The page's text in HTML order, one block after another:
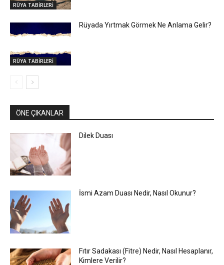
RÜYA TABİRLERİ
RÜYA TABİRLERİ
Rüyada Yırtmak Görmek Ne Anlama Gelir?
ÖNE ÇIKANLAR
Dilek Duası
İsmi Azam Duası Nedir, Nasıl Okunur?
Fıtır Sadakası (Fitre) Nedir, Nasıl Hesaplanır,
Kimlere Verilir?